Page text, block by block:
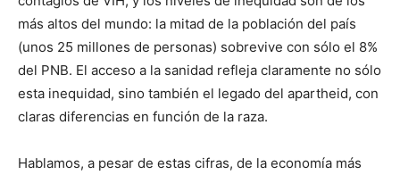
más altos del mundo: la mitad de la población del país
(unos 25 millones de personas) sobrevive con sólo el 8%
del PNB. El acceso a la sanidad refleja claramente no sólo
esta inequidad, sino también el legado del apartheid, con
claras diferencias en función de la raza.
Hablamos, a pesar de estas cifras, de la economía más